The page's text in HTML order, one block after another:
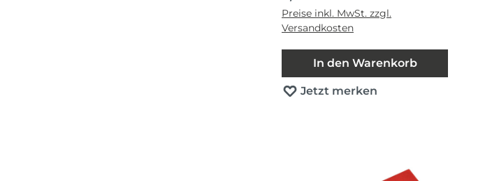
Preise inkl. MwSt. zzgl.
Versandkosten
In den Warenkorb
Jetzt merken